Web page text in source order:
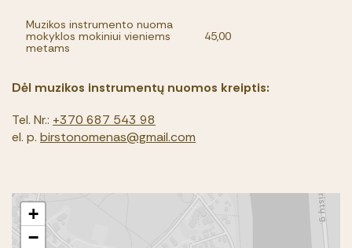
Muzikos instrumento nuoma
mokyklos mokiniui vieniems
metams
45,00
Dėl muzikos instrumentų nuomos kreiptis:
Tel. Nr.: +370 687 543 98
el. p. birstonomenas@gmail.com
+
−